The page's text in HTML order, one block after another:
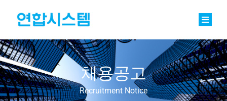
content
Toggle
정밀기계부품
베어링
바로팩토리 Basic
채용공고
Recruitment Notice